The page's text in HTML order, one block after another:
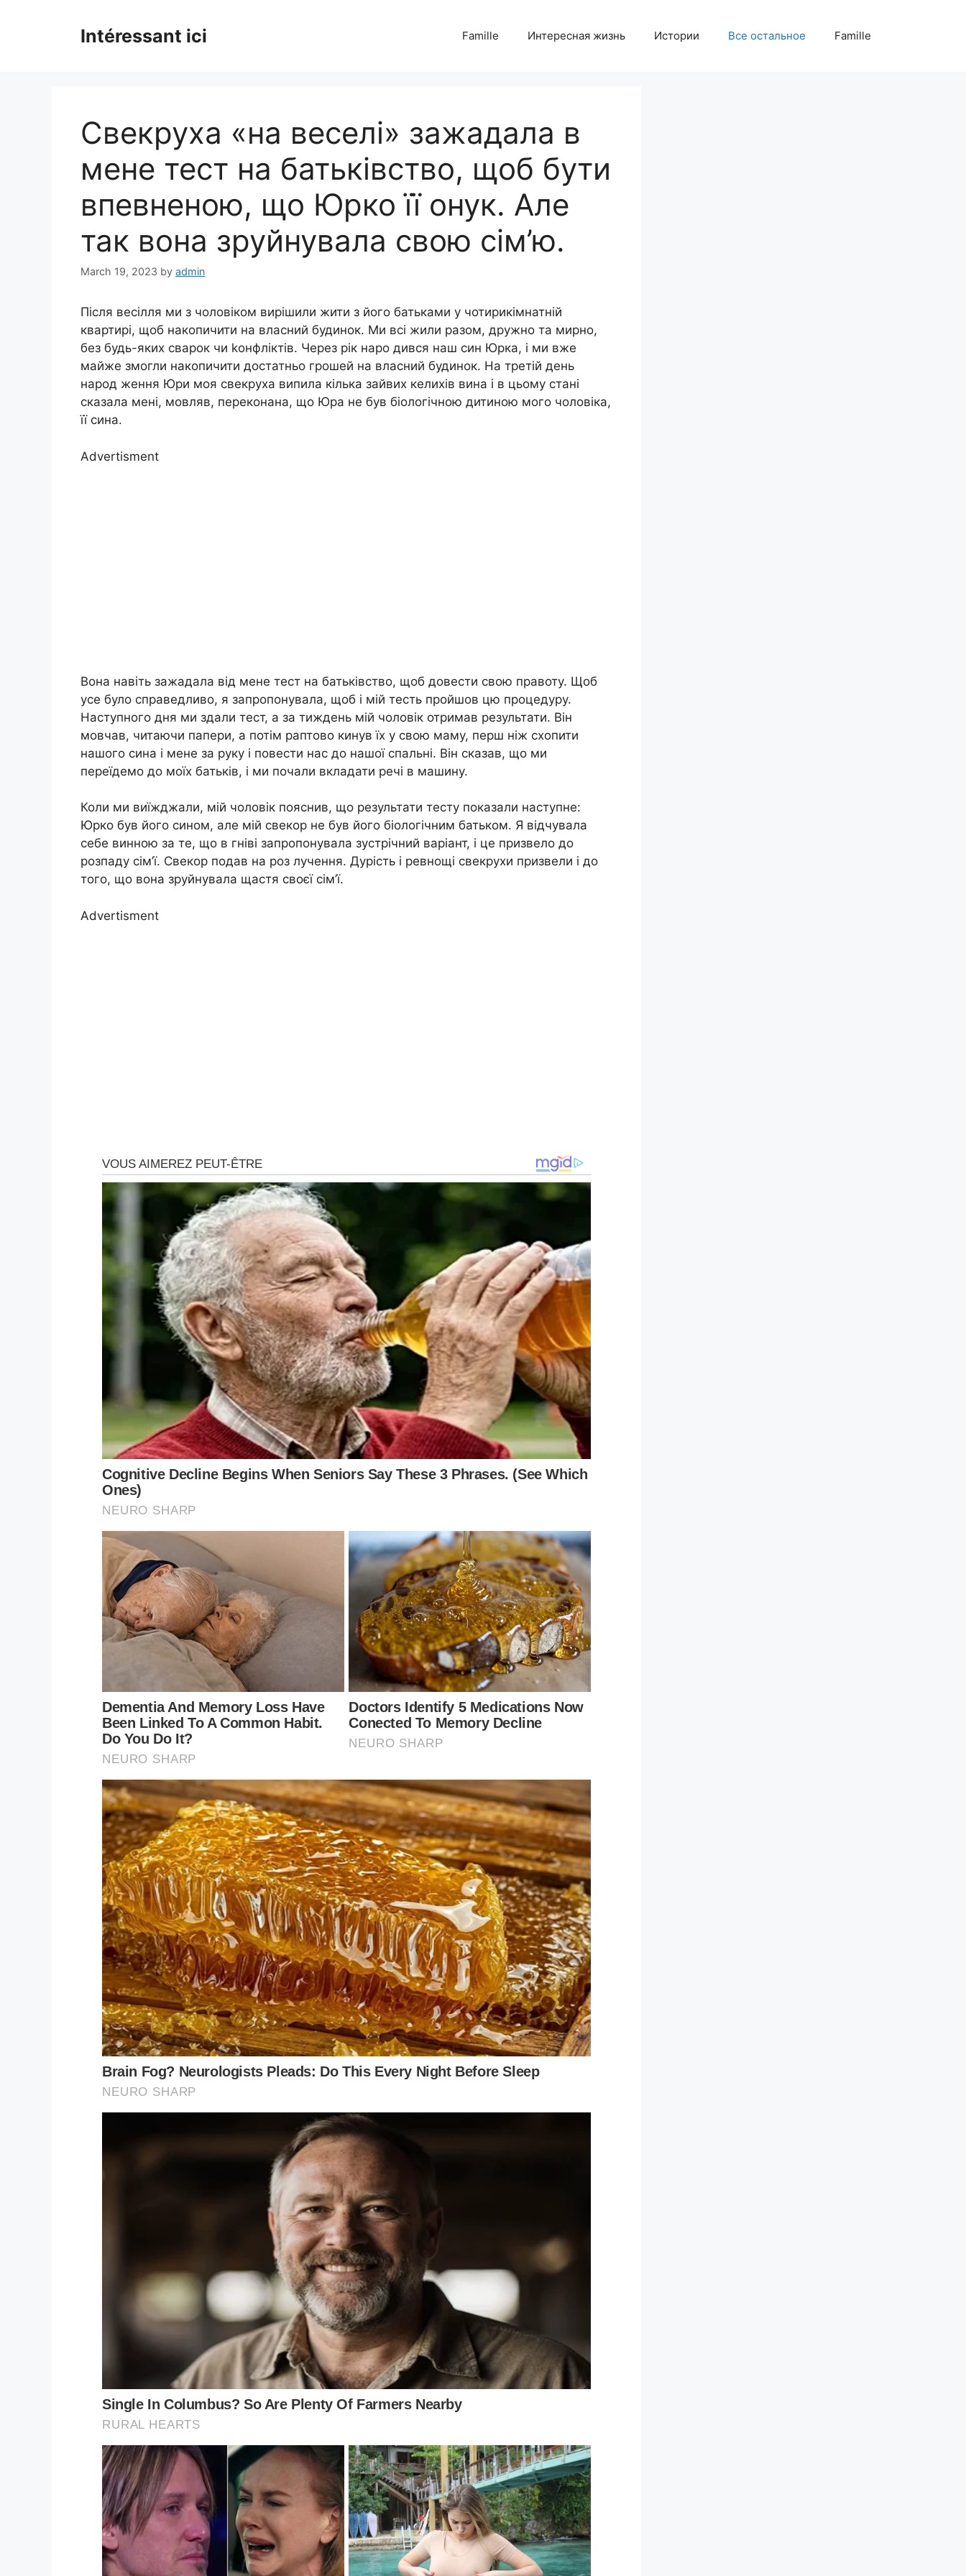
Intéressant ici Famille Интересная жизнь Истории Все остальное Famille
Свекруха «на веселі» зажадала в
мене тест на батьківство, щоб бути
впевненою, що Юрко її онук. Але
так вона зруйнувала свою сім’ю.
March 19, 2023 by admin
Після весілля ми з чоловіком вирішили жити з його батьками у чотирикімнатній
квартирі, щоб накопичити на власний будинок. Ми всі жили разом, дружно та мирно,
без будь-яких сварок чи kонфліктів. Через рік наро дився наш син Юрка, і ми вже
майже змогли накопичити достатньо грошей на власний будинок. На третій день
народ ження Юри моя свекруха випила кілька зайвих келихів вина і в цьому стані
сказала мені, мовляв, переконана, що Юра не був біологічною дитиною мого чоловіка,
її сина.
Advertisment
Вона навіть зажадала від мене тест на батьківство, щоб довести свою правоту. Щоб
усе було справедливо, я запропонувала, щоб і мій тесть пройшов цю процедуру.
Наступного дня ми здали тест, а за тиждень мій чоловік отримав результати. Він
мовчав, читаючи папери, а потім раптово кинув їх у свою маму, перш ніж схопити
нашого сина і мене за руку і повести нас до нашої спальні. Він сказав, що ми
переїдемо до моїх батьків, і ми почали вкладати речі в машину.
Коли ми виїжджали, мій чоловік пояснив, що результати тесту показали наступне:
Юрко був його сином, але мій свекор не був його біологічним батьком. Я відчувала
себе винною за те, що в гніві запропонувала зустрічний варіант, і це призвело до
розпаду сім’ї. Свекор подав на роз лучення. Дурість і ревнощі свекрухи призвели і до
того, що вона зруйнувала щастя своєї сім’ї.
Advertisment